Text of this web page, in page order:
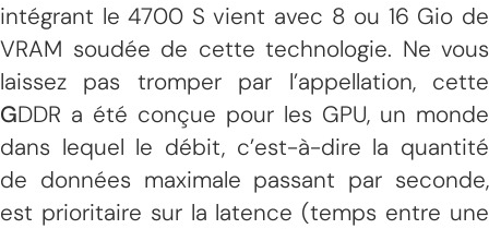
intégrant le 4700 S vient avec 8 ou 16 Gio de
VRAM soudée de cette technologie. Ne vous
laissez pas tromper par l’appellation, cette
GDDR a été conçue pour les GPU, un monde
dans lequel le débit, c’est-à-dire la quantité
de données maximale passant par seconde,
est prioritaire sur la latence (temps entre une